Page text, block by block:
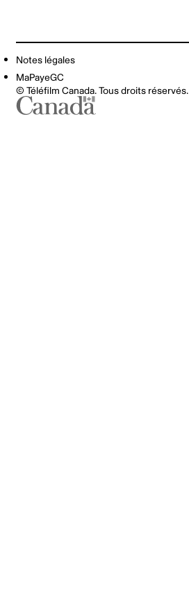
Notes légales
MaPayeGC
© Téléfilm Canada. Tous droits réservés.